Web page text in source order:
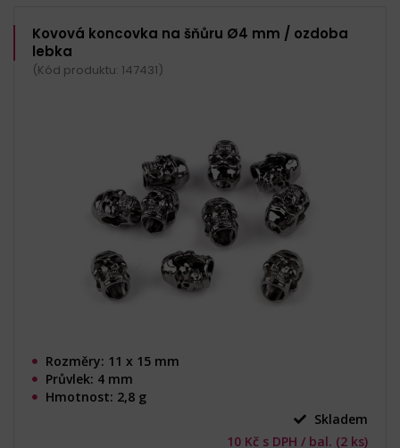
Kovová koncovka na šňůru Ø4 mm / ozdoba
lebka
(Kód produktu: 147431)
Rozměry: 11 x 15 mm
Průvlek: 4 mm
Hmotnost: 2,8 g
Skladem
10 Kč s DPH / bal. (2 ks)